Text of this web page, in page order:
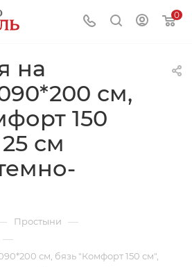
0
на
см,
150
см
Простыни —
—
см, бязь "Комфорт 150 см",